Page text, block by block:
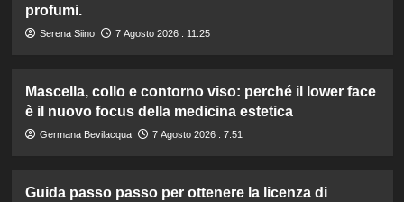
profumi.
Serena Siino 7 Agosto 2026 : 11:25
Mascella, collo e contorno viso: perché il lower face
è il nuovo focus della medicina estetica
Germana Bevilacqua 7 Agosto 2026 : 7:51
Guida passo passo per ottenere la licenza di